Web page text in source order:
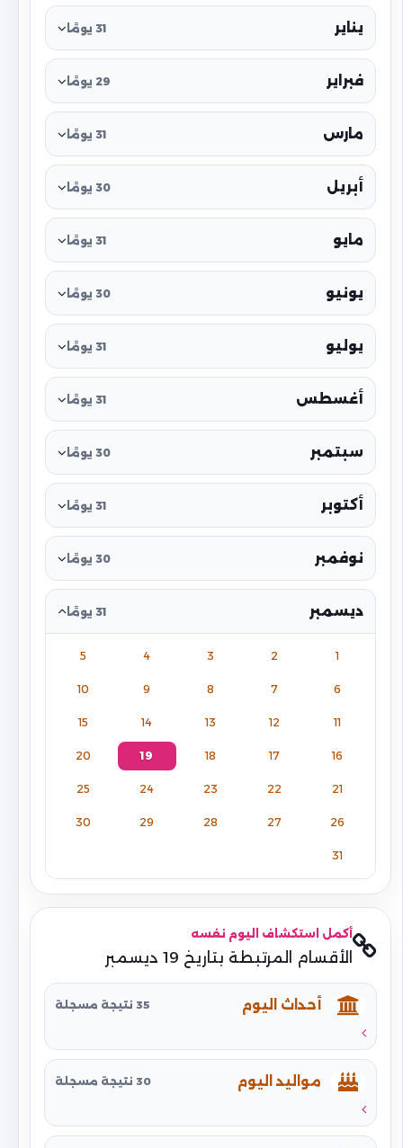
يناير 31 يومًا
فبراير 29 يومًا
مارس 31 يومًا
أبريل 30 يومًا
مايو 31 يومًا
يونيو 30 يومًا
يوليو 31 يومًا
أغسطس 31 يومًا
سبتمبر 30 يومًا
أكتوبر 31 يومًا
نوفمبر 30 يومًا
ديسمبر 31 يومًا
1
2
3
4
5
6
7
8
9
10
11
12
13
14
15
16
17
18
19
20
21
22
23
24
25
26
27
28
29
30
31
أكمل استكشاف اليوم نفسه
الأقسام المرتبطة بتاريخ 19 ديسمبر
أحداث اليوم 35 نتيجة مسجلة
مواليد اليوم 30 نتيجة مسجلة